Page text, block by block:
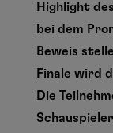
Highlight
bei dem
Beweis
Finale wird
Die